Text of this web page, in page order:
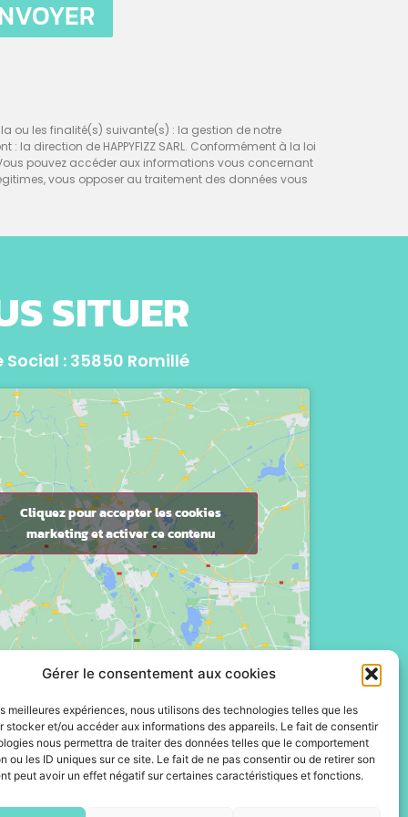
Gérer le consentement aux cookies
meilleures expériences, nous utilisons des technologies telles que les
stocker et/ou accéder aux informations des appareils. Le fait de consentir
nous permettra de traiter des données telles que le comportement
ou les ID uniques sur ce site. Le fait de ne pas consentir ou de retirer son
peut avoir un effet négatif sur certaines caractéristiques et fonctions.
la ou les finalité(s) suivante(s) : la gestion de notre
direction de HAPPYFIZZ SARL. Conformément à la loi
pouvez accéder aux informations vous concernant
vous opposer au traitement des données vous
SITUER
Social : 35850 Romillé
Cliquez pour accepter les cookies
marketing et activer ce contenu